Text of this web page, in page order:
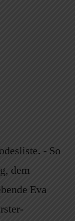
‑ So
dem
Eva